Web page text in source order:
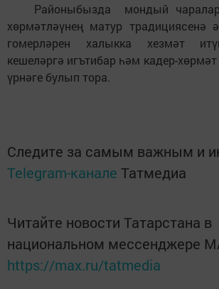
Районыбызда мондый чаралар
хөрмәтләүнең матур традициясенә
гомерләрен халыкка хезмәт
кешеләргә игътибар һәм кадер-
үрнәге булып тора.
Следите за самым важным и
Telegram-канале Татмедиа
Читайте новости Татарстана в
национальном мессенджере
https://max.ru/tatmedia